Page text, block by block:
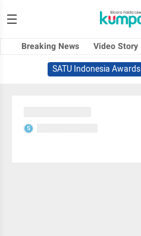
Breaking News Video Story
SATU Indonesia Awards
S